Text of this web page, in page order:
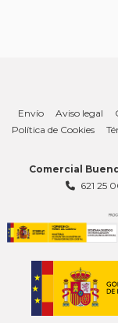
Envío Aviso legal
Política de Cookies
Comercial
621 25